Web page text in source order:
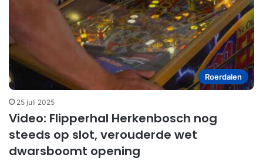
Roerdalen
25 juli 2025
Video: Flipperhal Herkenbosch nog
steeds op slot, verouderde wet
dwarsboomt opening